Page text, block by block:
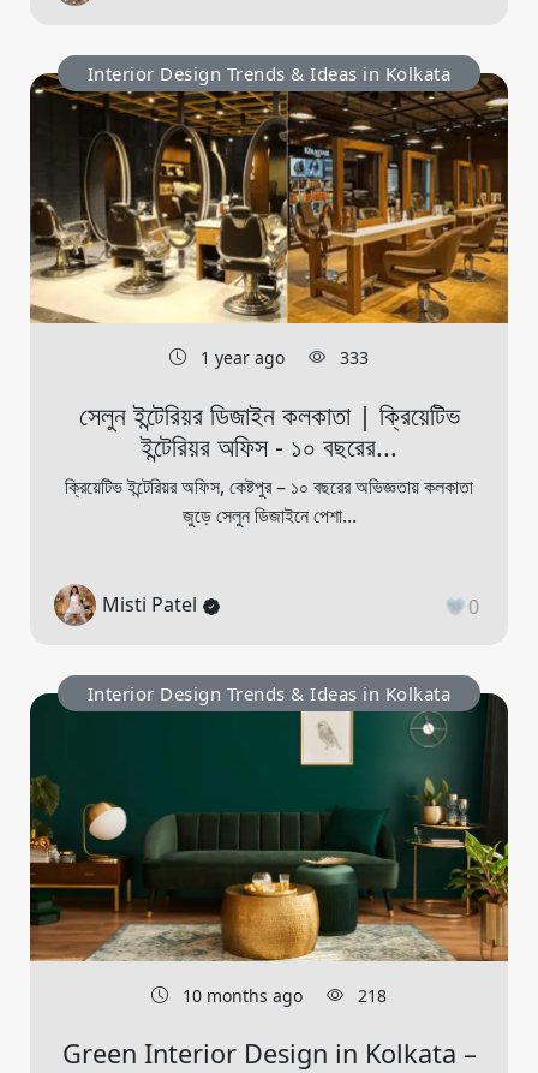
Interior Design Trends & Ideas in Kolkata
1 year ago 333
সেলুন ইন্টেরিয়র ডিজাইন কলকাতা | ক্রিয়েটিভ
ইন্টেরিয়র অফিস - ১০ বছরের...
ক্রিয়েটিভ ইন্টেরিয়র অফিস, কেষ্টপুর – ১০ বছরের অভিজ্ঞতায় কলকাতা
জুড়ে সেলুন ডিজাইনে পেশা...
Misti Patel 0
Interior Design Trends & Ideas in Kolkata
10 months ago 218
Green Interior Design in Kolkata –